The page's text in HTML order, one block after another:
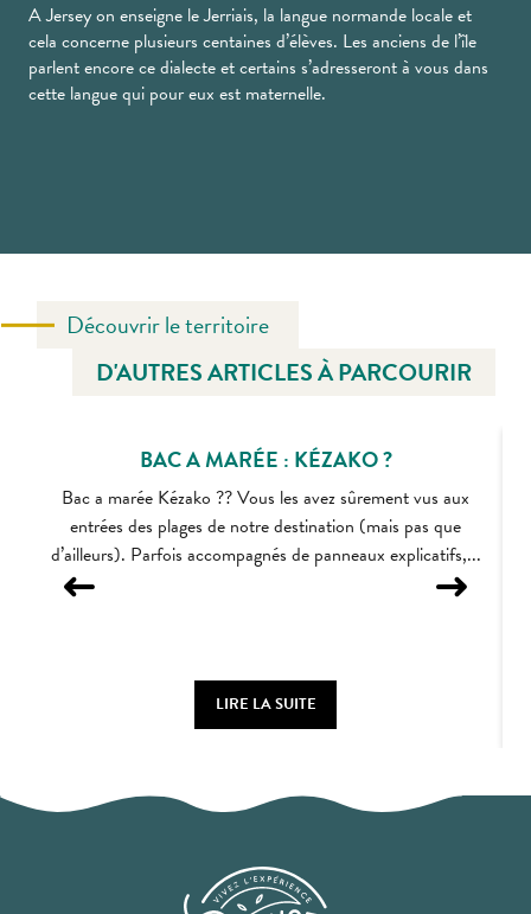
A Jersey on enseigne le Jerriais, la langue normande locale et
cela concerne plusieurs centaines d’élèves. Les anciens de l’île
parlent encore ce dialecte et certains s’adresseront à vous dans
cette langue qui pour eux est maternelle.
Découvrir le territoire
D'AUTRES ARTICLES À PARCOURIR
BAC A MARÉE : KÉZAKO ?
Bac a marée Kézako ?? Vous les avez sûrement vus aux
entrées des plages de notre destination (mais pas que
d’ailleurs). Parfois accompagnés de panneaux explicatifs,...
LIRE LA SUITE